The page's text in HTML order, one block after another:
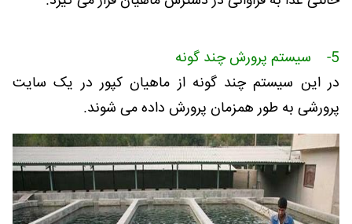
5- سیستم پرورش چند گونه
در این سیستم چند گونه از ماهیان کپور در یک سایت
پرورشی به طور همزمان پرورش داده می شوند.